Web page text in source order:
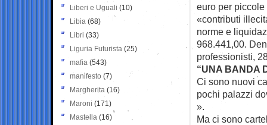
euro per
«contributi
norme e
968.441,00.
professionisti,
“UNA BANDA
Ci sono nuovi
pochi palazzi
».
Ma ci sono
Liberi e Uguali (10)
Libia (68)
Libri (33)
Liguria Futurista (25)
mafia (543)
manifesto (7)
Margherita (16)
Maroni (171)
Mastella (16)